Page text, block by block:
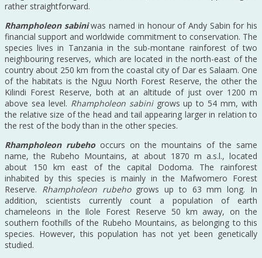
rather straightforward.
Rhampholeon sabini was named in honour of Andy Sabin for his
financial support and worldwide commitment to conservation. The
species lives in Tanzania in the sub-montane rainforest of two
neighbouring reserves, which are located in the north-east of the
country about 250 km from the coastal city of Dar es Salaam. One
of the habitats is the Nguu North Forest Reserve, the other the
Kilindi Forest Reserve, both at an altitude of just over 1200 m
above sea level. Rhampholeon sabinigrows up to 54 mm, with
the relative size of the head and tail appearing larger in relation to
the rest of the body than in the other species.
Rhampholeon rubeho occurs on the mountains of the same
name, the Rubeho Mountains, at about 1870 m a.s.l., located
about 150 km east of the capital Dodoma. The rainforest
inhabited by this species is mainly in the Mafwomero Forest
Reserve. Rhampholeon rubehogrows up to 63 mm long. In
addition, scientists currently count a population of earth
chameleons in the Ilole Forest Reserve 50 km away, on the
southern foothills of the Rubeho Mountains, as belonging to this
species. However, this population has not yet been genetically
studied.